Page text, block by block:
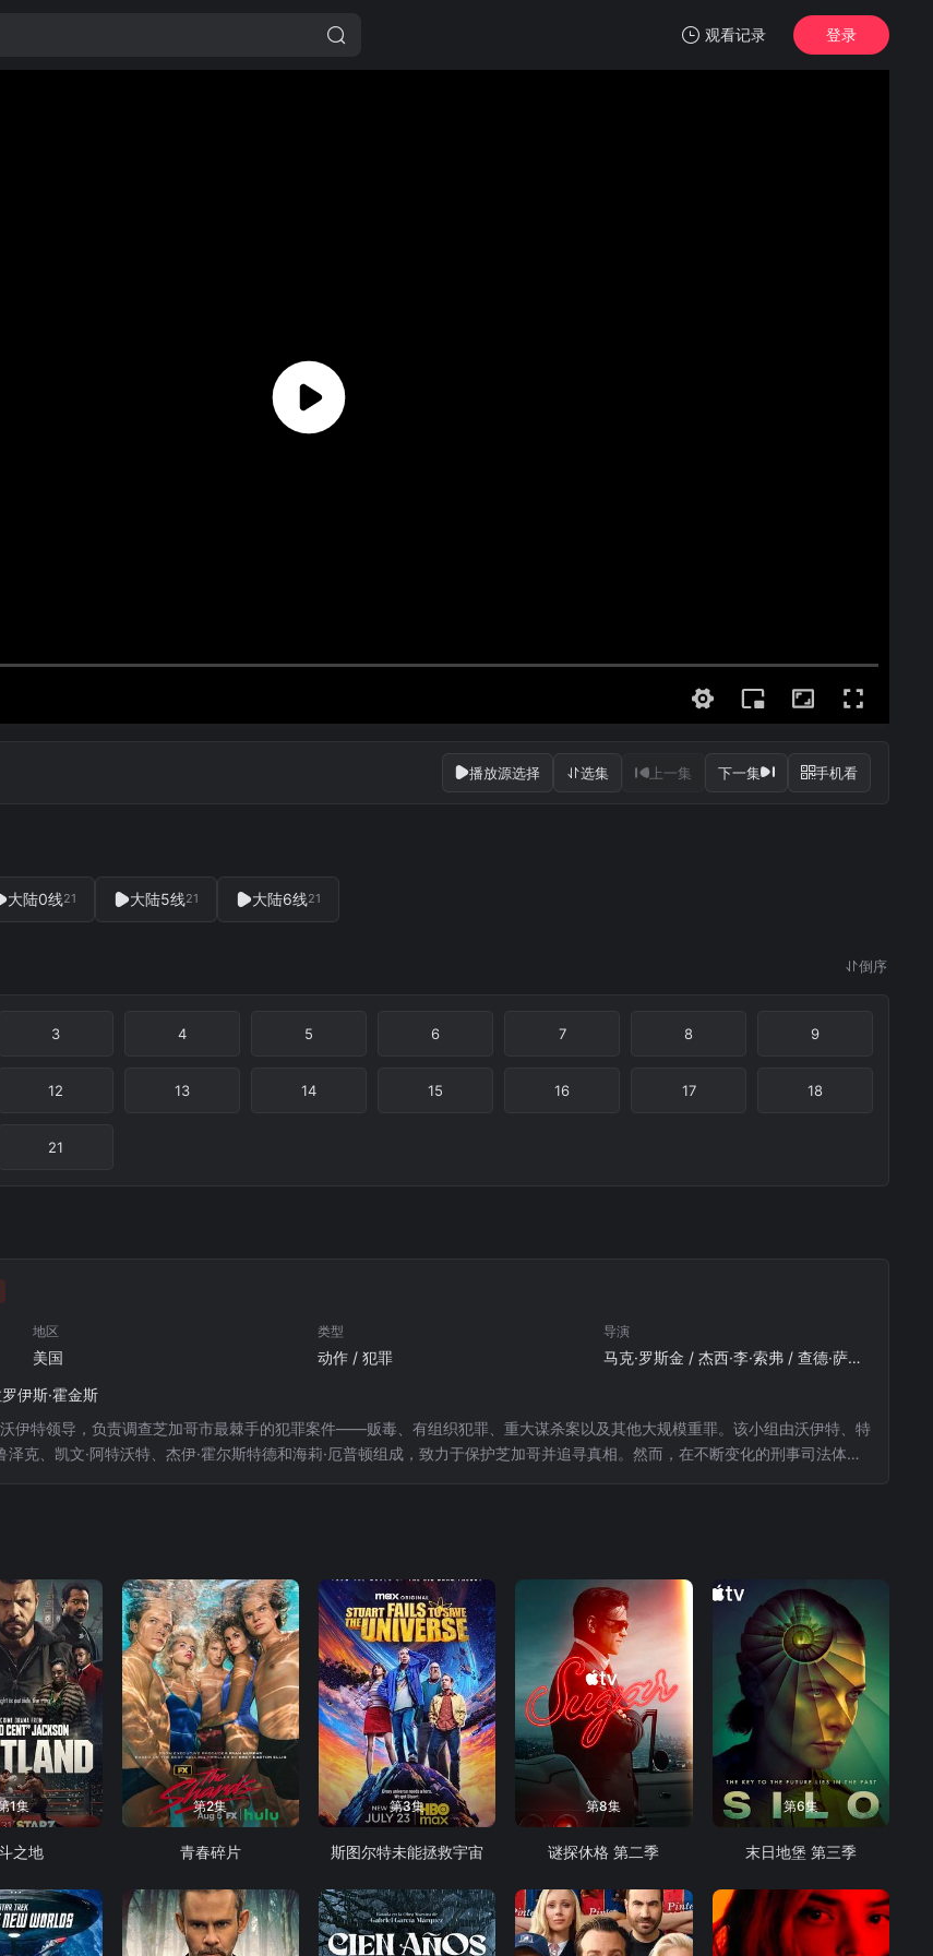
观看记录 登录
播放源选择 选集 上一集 下一集 手机看
大陆0线21 大陆5线21 大陆6线21
倒序
3 4 5 6 7 8 9
12 13 14 15 16 17 18
21
地区
美国
类型
动作 / 犯罪
导演
马克·罗斯金 / 杰西·李·索弗 / 查德·萨克斯顿
伊斯·霍金斯
伊特领导，负责调查芝加哥市最棘手的犯罪案件——贩毒、有组织犯罪、重大谋杀案以及其他大规模重罪。该小组由沃伊特、特
泽克、凯文·阿特沃特、杰伊·霍尔斯特德和海莉·厄普顿组成，致力于保护芝加哥并追寻真相。然而，在不断变化的刑事司法体系
1集
之地
第2集
青春碎片
第3集
斯图尔特未能拯救宇宙
第8集
谜探休格 第二季
第6集
末日地堡 第三季